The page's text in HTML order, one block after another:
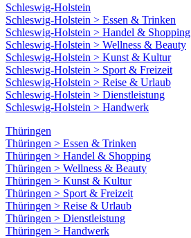
Schleswig-Holstein
Schleswig-Holstein > Essen & Trinken
Schleswig-Holstein > Handel & Shopping
Schleswig-Holstein > Wellness & Beauty
Schleswig-Holstein > Kunst & Kultur
Schleswig-Holstein > Sport & Freizeit
Schleswig-Holstein > Reise & Urlaub
Schleswig-Holstein > Dienstleistung
Schleswig-Holstein > Handwerk
Thüringen
Thüringen > Essen & Trinken
Thüringen > Handel & Shopping
Thüringen > Wellness & Beauty
Thüringen > Kunst & Kultur
Thüringen > Sport & Freizeit
Thüringen > Reise & Urlaub
Thüringen > Dienstleistung
Thüringen > Handwerk